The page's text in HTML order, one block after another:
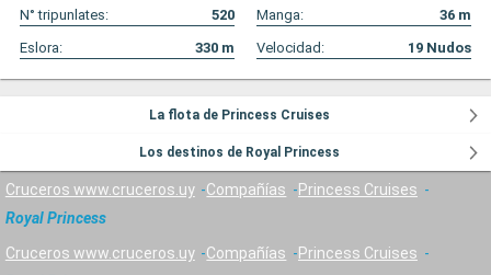
N° tripunlates:
520 Manga: 36 m
Eslora:
330 m Velocidad: 19 Nudos
La flota de Princess Cruises
Los destinos de Royal Princess
Cruceros www.cruceros.uy Compañías
Princess Cruises
Royal Princess
Cruceros www.cruceros.uy Compañías
Princess Cruises